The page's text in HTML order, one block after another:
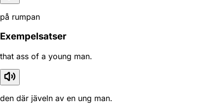
på rumpan
Exempelsatser
that ass of a young man.
den där jäveln av en ung man.